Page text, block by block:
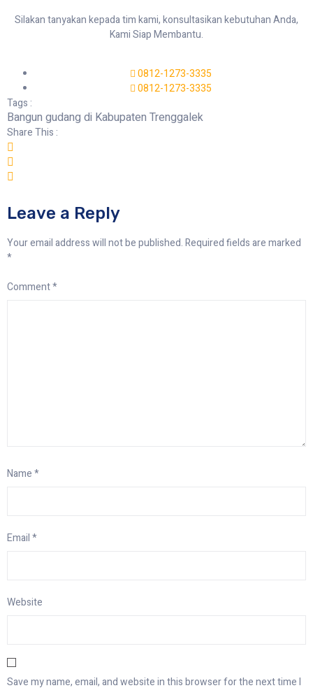
Silakan tanyakan kepada tim kami, konsultasikan kebutuhan Anda,
Kami Siap Membantu.
0812-1273-3335
0812-1273-3335
Tags :
Bangun gudang di Kabupaten Trenggalek
Share This :
Leave a Reply
Your email address will not be published.Required fields are marked
*
Comment*
Name*
Email*
Website
Save my name, email, and website in this browser for the next time I